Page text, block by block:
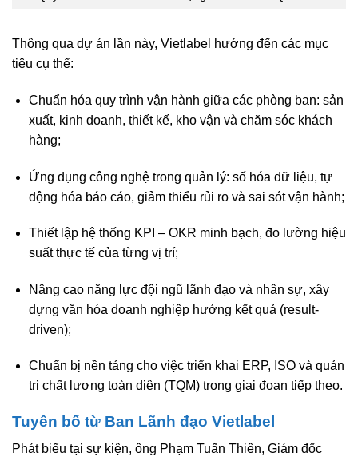
Thông qua dự án lần này, Vietlabel hướng đến các mục
tiêu cụ thể:
Chuẩn hóa quy trình vận hành giữa các phòng ban: sản
xuất, kinh doanh, thiết kế, kho vận và chăm sóc khách
hàng;
Ứng dụng công nghệ trong quản lý: số hóa dữ liệu, tự
động hóa báo cáo, giảm thiểu rủi ro và sai sót vận hành;
Thiết lập hệ thống KPI – OKR minh bạch, đo lường hiệu
suất thực tế của từng vị trí;
Nâng cao năng lực đội ngũ lãnh đạo và nhân sự, xây
dựng văn hóa doanh nghiệp hướng kết quả (result-
driven);
Chuẩn bị nền tảng cho việc triển khai ERP, ISO và quản
trị chất lượng toàn diện (TQM) trong giai đoạn tiếp theo.
Tuyên bố từ Ban Lãnh đạo Vietlabel
Phát biểu tại sự kiện, ông Phạm Tuấn Thiên, Giám đốc